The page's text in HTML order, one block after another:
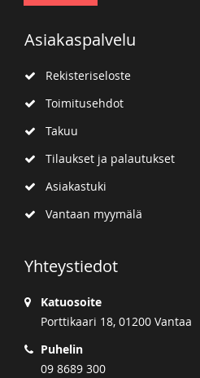
Asiakaspalvelu
Rekisteriseloste
Toimitusehdot
Takuu
Tilaukset ja palautukset
Asiakastuki
Vantaan myymälä
Yhteystiedot
Katuosoite
Porttikaari 18, 01200 Vantaa
Puhelin
09 8689 300